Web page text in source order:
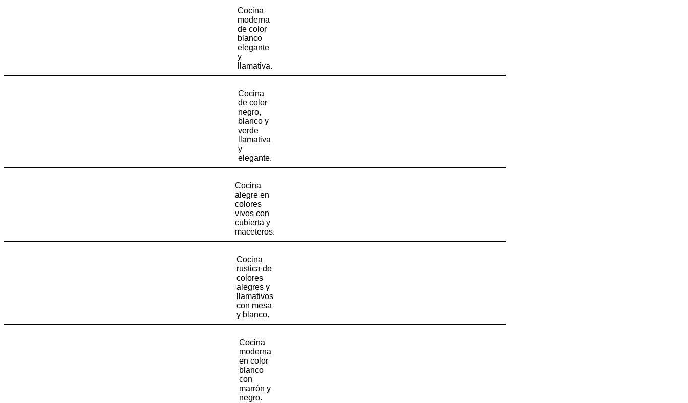
Cocina
moderna
de color
blanco
elegante
y
llamativa.
Cocina
de color
negro,
blanco y
verde
llamativa
y
elegante.
Cocina
alegre en
colores
vivos con
cubierta y
maceteros.
Cocina
rustica de
colores
alegres y
llamativos
con mesa
y blanco.
Cocina
moderna
en color
blanco
con
marròn y
negro.